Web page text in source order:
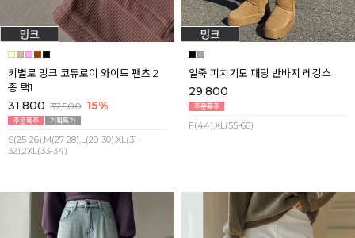
키별로 밍크 코듀로이 와이드 팬츠 2
종 택1
31,800 37,500 15%
S(25-26),M(27-28),L(29-30),XL(31-
32),2XL(33-34)
얼죽 피치기모 패딩 반바지 레깅스
29,800
F(44),XL(55-66)